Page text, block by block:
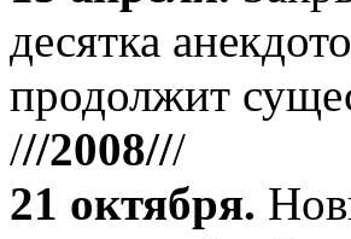
десятка
продолжит
///2008///
21 октября.